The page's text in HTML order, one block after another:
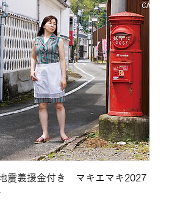
震義援金付き マキエマキ2027